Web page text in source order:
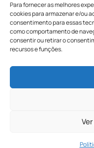
Para fornecer as melhores
cookies para armazenar e/ou
consentimento para essas
como comportamento de
consentir ou retirar o
recursos e funções.
A MAIOR
DE